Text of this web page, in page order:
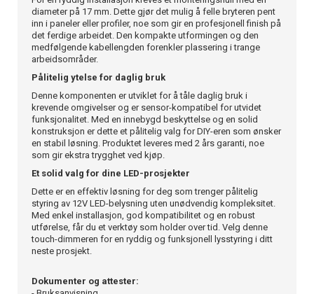
diameter på 17 mm. Dette gjør det mulig å felle bryteren pent
inn i paneler eller profiler, noe som gir en profesjonell finish på
det ferdige arbeidet. Den kompakte utformingen og den
medfølgende kabellengden forenkler plassering i trange
arbeidsområder.
Pålitelig ytelse for daglig bruk
Denne komponenten er utviklet for å tåle daglig bruk i
krevende omgivelser og er sensor-kompatibel for utvidet
funksjonalitet. Med en innebygd beskyttelse og en solid
konstruksjon er dette et pålitelig valg for DIY-eren som ønsker
en stabil løsning. Produktet leveres med 2 års garanti, noe
som gir ekstra trygghet ved kjøp.
Et solid valg for dine LED-prosjekter
Dette er en effektiv løsning for deg som trenger pålitelig
styring av 12V LED-belysning uten unødvendig kompleksitet.
Med enkel installasjon, god kompatibilitet og en robust
utførelse, får du et verktøy som holder over tid. Velg denne
touch-dimmeren for en ryddig og funksjonell lysstyring i ditt
neste prosjekt.
Dokumenter og attester: